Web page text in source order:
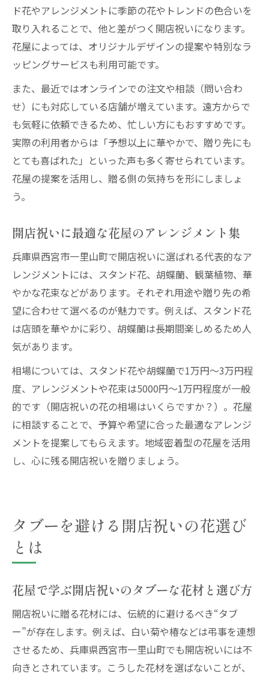
ド花やアレンジメントに季節の花やトレンドの色合いを
取り入れることで、他と差がつく開店祝いになります。
花屋によっては、オリジナルデザインの提案や特別なラ
ッピングサービスも利用可能です。
また、最近ではオンラインでの注文や相談（問い合わ
せ）にも対応している店舗が増えています。遠方からで
も気軽に依頼できるため、忙しい方にもおすすめです。
実際の利用者からは「予想以上に華やかで、贈り先にも
とても喜ばれた」といった声も多く寄せられています。
花屋の提案を活用し、贈る側の気持ちを形にしましょ
う。
開店祝いに最適な花屋のアレンジメント集
兵庫県西宮市一里山町で開店祝いに選ばれる代表的なア
レンジメントには、スタンド花、胡蝶蘭、観葉植物、華
やかな花束などがあります。それぞれ用途や贈り先の希
望に合わせて選べるのが魅力です。例えば、スタンド花
は店頭を華やかに彩り、胡蝶蘭は長期間楽しめるため人
気があります。
相場については、スタンド花や胡蝶蘭で1万円～3万円程
度、アレンジメントや花束は5000円～1万円程度が一般
的です（開店祝いの花の相場はいくらですか？）。花屋
に相談することで、予算や希望に合った最適なアレンジ
メントを提案してもらえます。地域密着型の花屋を活用
し、心に残る開店祝いを贈りましょう。
タブーを避ける開店祝いの花選び
とは
花屋で学ぶ開店祝いのタブーな花材と選び方
開店祝いに贈る花材には、伝統的に避けるべき“タブ
ー”が存在します。例えば、白い菊や椿などは弔事を連想
させるため、兵庫県西宮市一里山町でも開店祝いには不
向きとされています。こうした花材を選ばないことが、